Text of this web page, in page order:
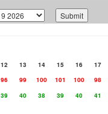
12 13 14 15 16 17
96 99 100 101 100 98
39 40 38 39 40 41